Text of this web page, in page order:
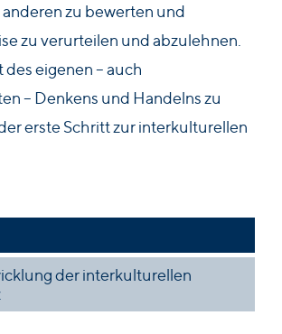
zu bewerten und
zu verurteilen und abzulehnen.
eigenen – auch
– Denkens und Handelns zu
erste Schritt zur interkulturellen
der interkulturellen